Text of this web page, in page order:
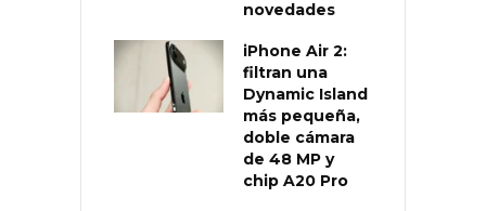
novedades
iPhone Air 2:
filtran una
Dynamic Island
más pequeña,
doble cámara
de 48 MP y
chip A20 Pro